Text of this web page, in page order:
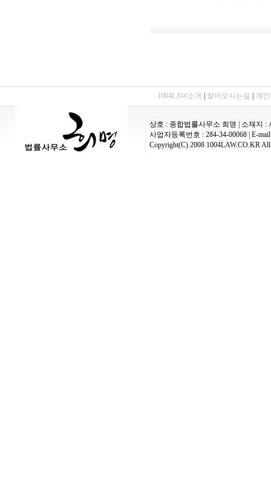
1004LAW소개 찾아오시는길 개
상호 : 종합법률사무소 희명 | 소재지 :
사업자등록번호 : 284-34-00068 | E-
Copyright(C) 2008 1004LAW.CO.KR All